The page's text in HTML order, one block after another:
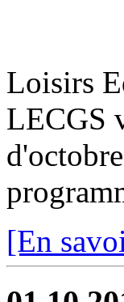
Loisirs
LECGS
[En